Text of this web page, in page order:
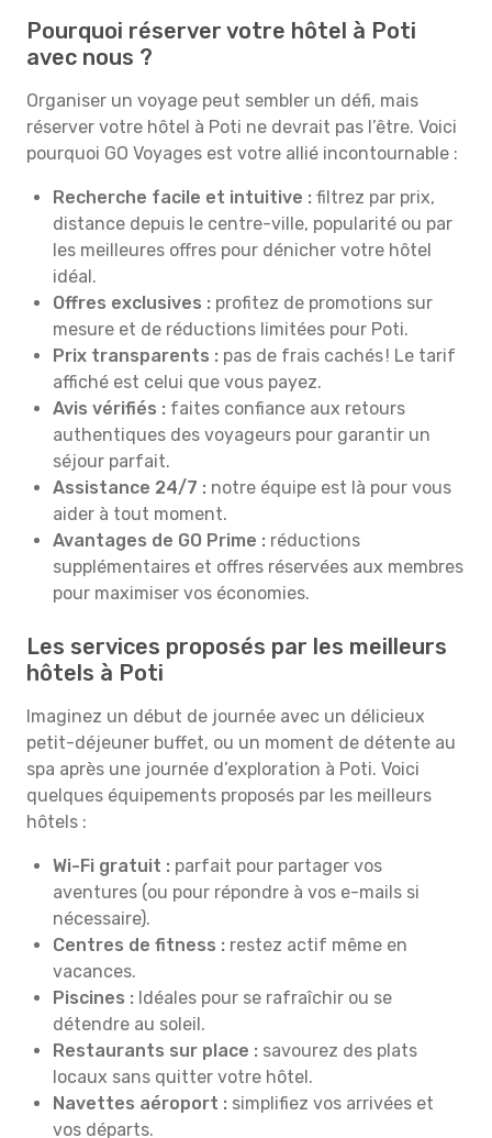
Pourquoi réserver votre hôtel à Poti
avec nous ?
Organiser un voyage peut sembler un défi, mais
réserver votre hôtel à Poti ne devrait pas l’être. Voici
pourquoi GO Voyages est votre allié incontournable :
Recherche facile et intuitive : filtrez par prix,
distance depuis le centre-ville, popularité ou par
les meilleures offres pour dénicher votre hôtel
idéal.
Offres exclusives : profitez de promotions sur
mesure et de réductions limitées pour Poti.
Prix transparents : pas de frais cachés ! Le tarif
affiché est celui que vous payez.
Avis vérifiés : faites confiance aux retours
authentiques des voyageurs pour garantir un
séjour parfait.
Assistance 24/7 : notre équipe est là pour vous
aider à tout moment.
Avantages de GO Prime : réductions
supplémentaires et offres réservées aux membres
pour maximiser vos économies.
Les services proposés par les meilleurs
hôtels à Poti
Imaginez un début de journée avec un délicieux
petit-déjeuner buffet, ou un moment de détente au
spa après une journée d’exploration à Poti. Voici
quelques équipements proposés par les meilleurs
hôtels :
Wi-Fi gratuit : parfait pour partager vos
aventures (ou pour répondre à vos e-mails si
nécessaire).
Centres de fitness : restez actif même en
vacances.
Piscines : Idéales pour se rafraîchir ou se
détendre au soleil.
Restaurants sur place : savourez des plats
locaux sans quitter votre hôtel.
Navettes aéroport : simplifiez vos arrivées et
vos départs.